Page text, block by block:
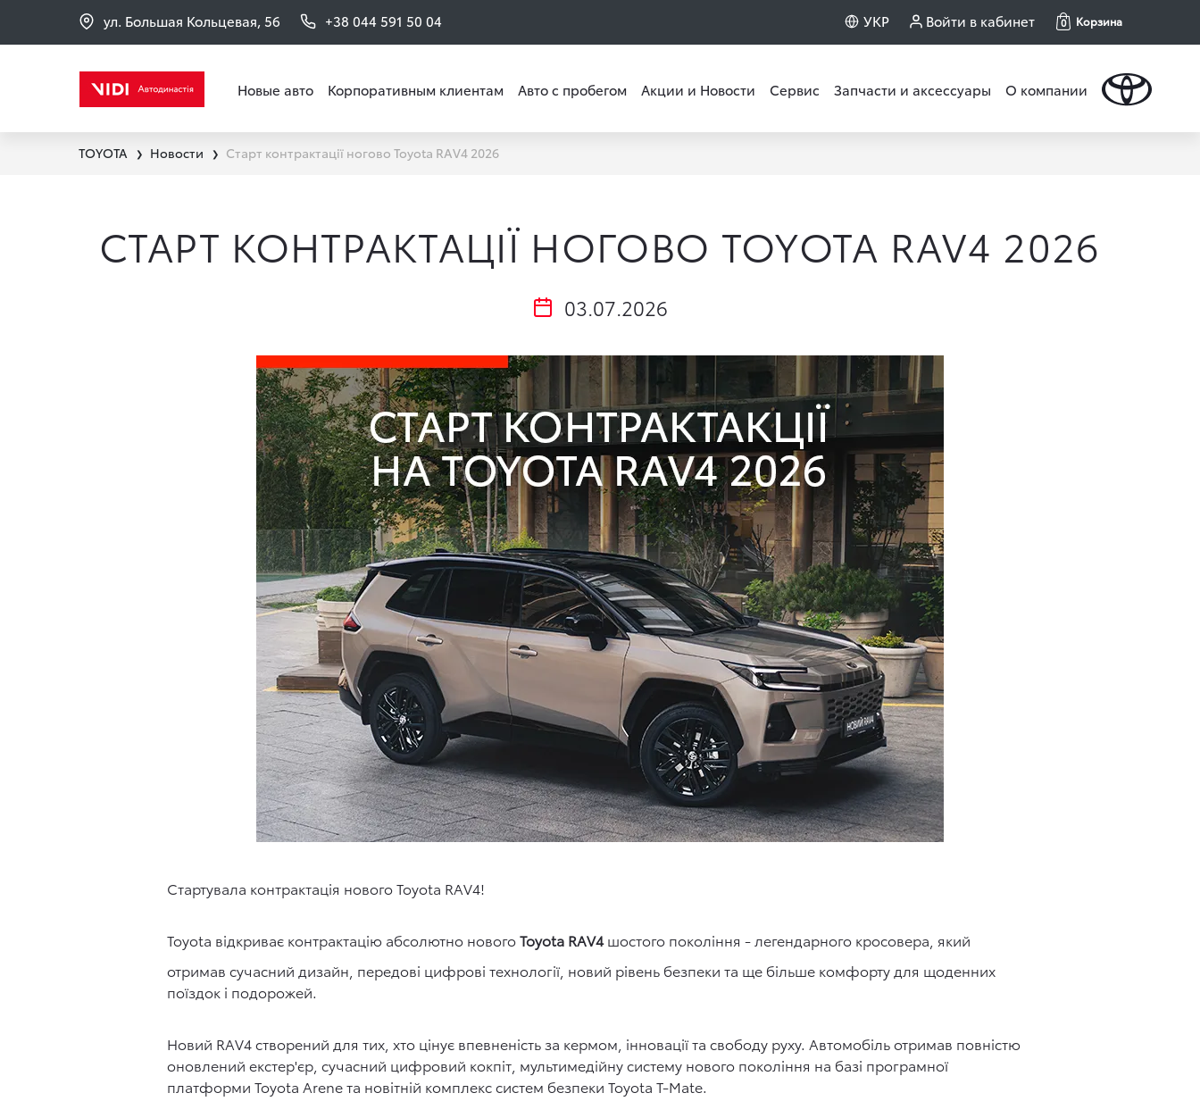
ул. Большая Кольцевая, 56 +38 044 591 50 04 УКР Войти в кабинет 0 Корзина
Новые авто Корпоративным клиентам Авто с пробегом Акции и Новости Сервис Запчасти и аксессуары О компании
TOYOTA ❯ Новости ❯ Старт контрактації ногово Toyota RAV4 2026
СТАРТ КОНТРАКТАЦІЇ НОГОВО TOYOTA RAV4 2026
03.07.2026
Стартувала контрактація нового Toyota RAV4!
Toyota відкриває контрактацію абсолютно новогоToyota RAV4шостого покоління - легендарного кросовера, який
отримав сучасний дизайн, передові цифрові технології, новий рівень безпеки та ще більше комфорту для щоденних
поїздок і подорожей.
Новий RAV4 створений для тих, хто цінує впевненість за кермом, інновації та свободу руху. Автомобіль отримав повністю
оновлений екстер'єр, сучасний цифровий кокпіт, мультимедійну систему нового покоління на базі програмної
платформи Toyota Arene та новітній комплекс систем безпеки Toyota T-Mate.